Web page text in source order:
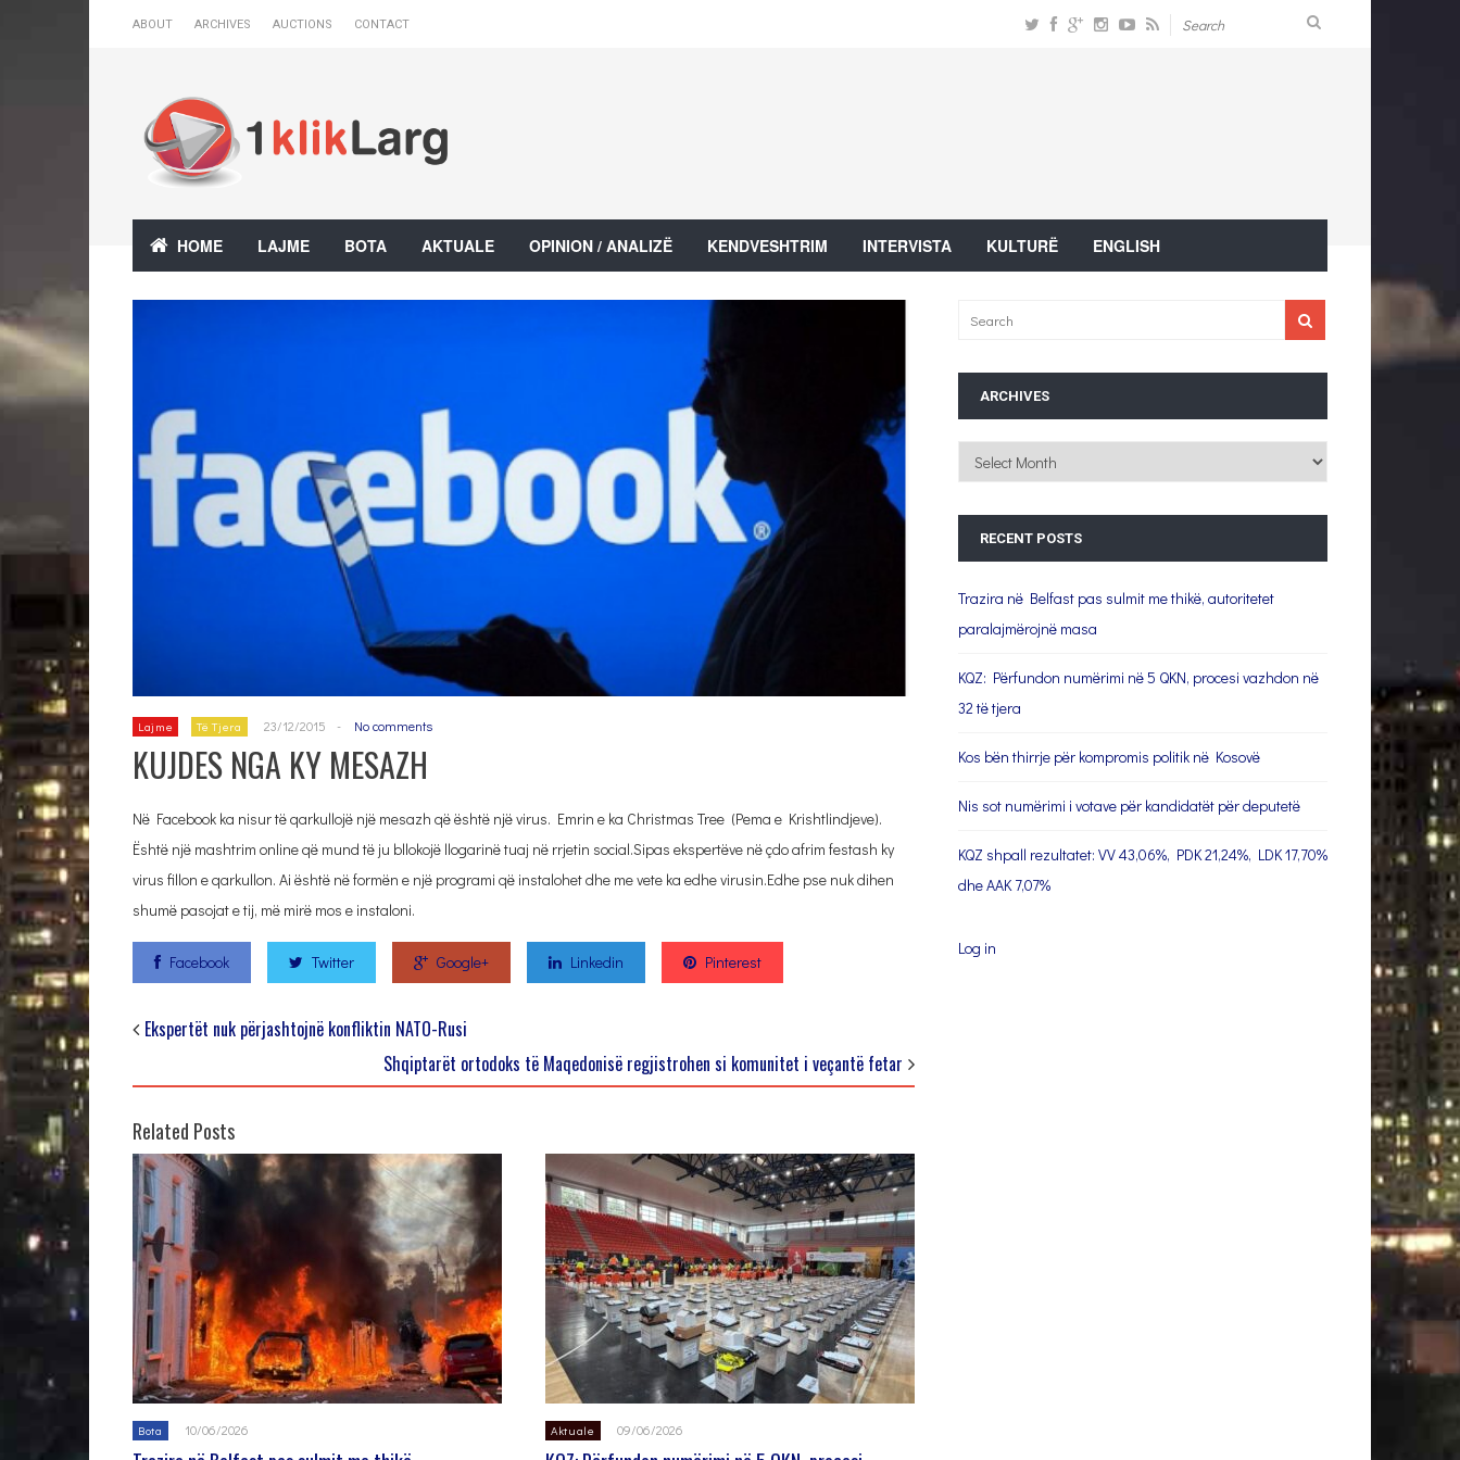
ABOUT ARCHIVES AUCTIONS CONTACT
HOME LAJME BOTA AKTUALE OPINION / ANALIZË KENDVESHTRIM INTERVISTA KULTURË ENGLISH
Lajme Të Tjera 23/12/2015 - No comments
KUJDES NGA KY MESAZH
Në Facebook ka nisur të qarkullojë një mesazh që është një virus. Emrin e ka Christmas Tree (Pema e Krishtlindjeve).
Është një mashtrim online që mund të ju bllokojë llogarinë tuaj në rrjetin social.Sipas ekspertëve në çdo afrim festash ky
virus fillon e qarkullon. Ai është në formën e një programi që instalohet dhe me vete ka edhe virusin.Edhe pse nuk dihen
shumë pasojat e tij, më mirë mos e instaloni.
Facebook Twitter Google+ Linkedin Pinterest
Ekspertët nuk përjashtojnë konfliktin NATO-Rusi
Shqiptarët ortodoks të Maqedonisë regjistrohen si komunitet i veçantë fetar
Related Posts
Bota 10/06/2026 Aktuale 09/06/2026
ARCHIVES
Archives
RECENT POSTS
Trazira në Belfast pas sulmit me thikë, autoritetet
paralajmërojnë masa
KQZ: Përfundon numërimi në 5 QKN, procesi vazhdon në
32 të tjera
Kos bën thirrje për kompromis politik në Kosovë
Nis sot numërimi i votave për kandidatët për deputetë
KQZ shpall rezultatet: VV 43,06%, PDK 21,24%, LDK 17,70%
dhe AAK 7,07%
Log in